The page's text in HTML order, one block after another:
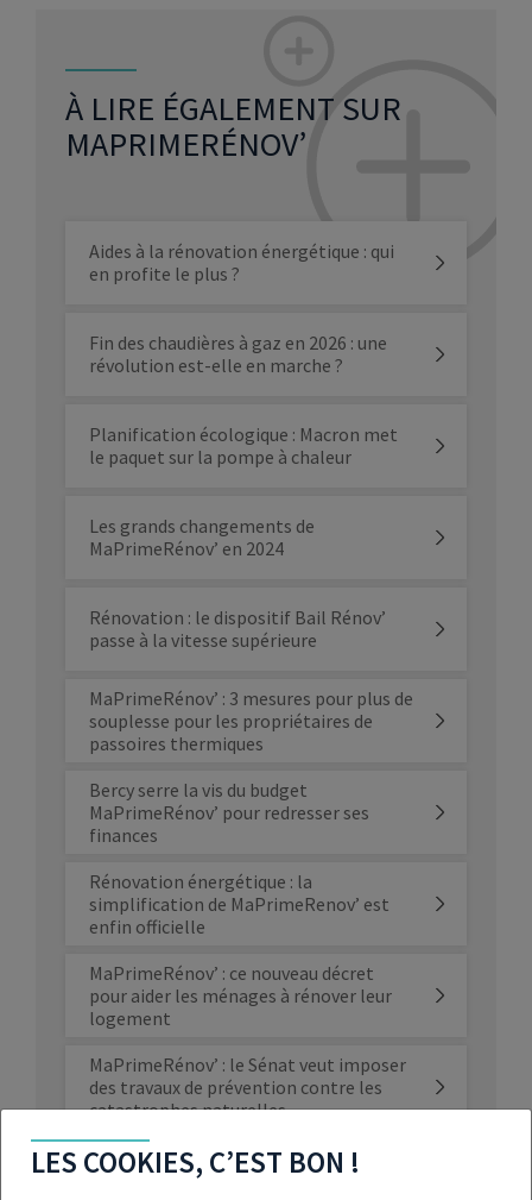
À LIRE ÉGALEMENT SUR
MAPRIMERÉNOV’
Aides à la rénovation énergétique : qui
en profite le plus ?
Fin des chaudières à gaz en 2026 : une
révolution est-elle en marche ?
Planification écologique : Macron met
le paquet sur la pompe à chaleur
Les grands changements de
MaPrimeRénov’ en 2024
Rénovation : le dispositif Bail Rénov’
passe à la vitesse supérieure
MaPrimeRénov’ : 3 mesures pour plus de
souplesse pour les propriétaires de
passoires thermiques
Bercy serre la vis du budget
MaPrimeRénov’ pour redresser ses
finances
Rénovation énergétique : la
simplification de MaPrimeRenov’ est
enfin officielle
MaPrimeRénov’ : ce nouveau décret
pour aider les ménages à rénover leur
logement
MaPrimeRénov’ : le Sénat veut imposer
des travaux de prévention contre les
catastrophes naturelles
MaPrimeRénov’ : le gouvernement gèle
les rénovations énergétiques dès juillet
LES COOKIES, C’EST BON !